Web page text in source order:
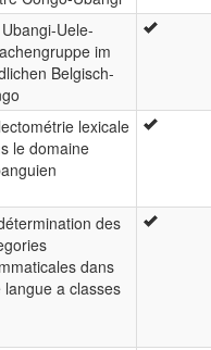
Uele-
im
Belgisch-
lexicale
le domaine
des
dans
langue a classes